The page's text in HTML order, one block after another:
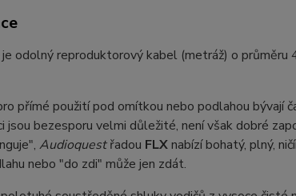
odolný reproduktorový kabel (metráž) o
přímé použití pod omítkou nebo podlahou bývají
bezesporu velmi důležité, není však dobré
Audioquestřadou FLXnabízí bohatý, plný,
nebo "do zdi" může jen zdát.